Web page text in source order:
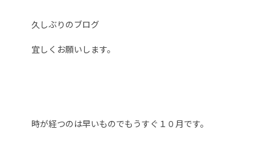
久しぶりのブログ
宜しくお願いします。
時が経つのは早いものでもうすぐ１０月です。